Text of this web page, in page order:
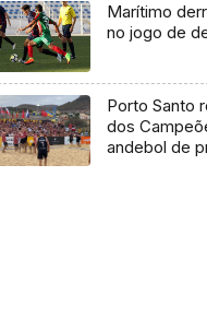
Marítimo
no jogo de
Porto Santo
dos
andebol de